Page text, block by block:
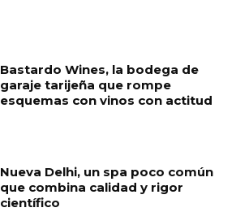
Bastardo Wines, la bodega de
garaje tarijeña que rompe
esquemas con vinos con actitud
Nueva Delhi, un spa poco común
que combina calidad y rigor
científico